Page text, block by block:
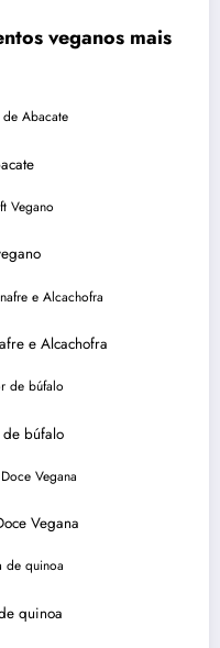
veganos mais
e Alcachofra
de búfalo
Vegana
quinoa